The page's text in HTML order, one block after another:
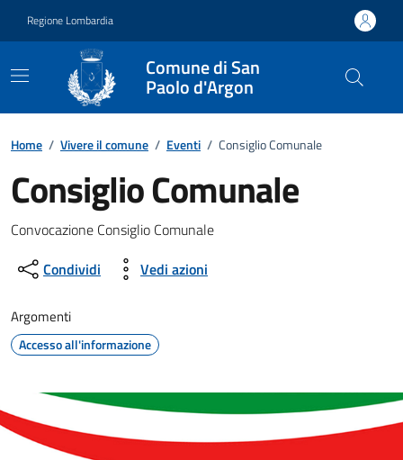
Regione Lombardia
Comune di San
Paolo d'Argon
Home / Vivere il comune / Eventi / Consiglio Comunale
Consiglio Comunale
Dettagli della notizia
Convocazione Consiglio Comunale
Condividi
Vedi azioni
Argomenti
Accesso all'informazione